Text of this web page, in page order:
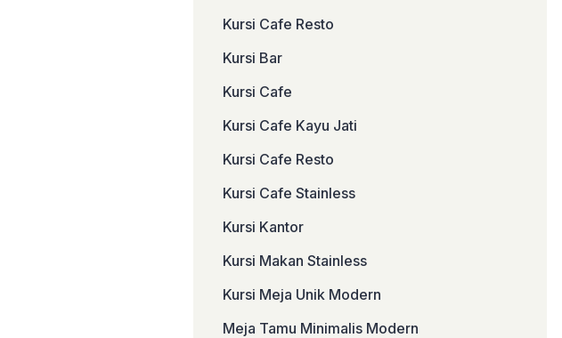
Kursi Cafe Resto
Kursi Bar
Kursi Cafe
Kursi Cafe Kayu Jati
Kursi Cafe Resto
Kursi Cafe Stainless
Kursi Kantor
Kursi Makan Stainless
Kursi Meja Unik Modern
Meja Tamu Minimalis Modern